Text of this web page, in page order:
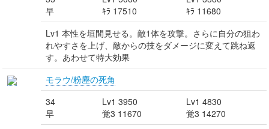
早
ｷﾗ 17510
ｷﾗ 11680
Lv1 本性を垣間見せる。敵1体を攻撃。さらに自分の狙わ
れやすさを上げ、敵からの技をダメージに変えて跳ね返
す。あわせて特大効果
モラウ/粉塵の死角
34
早
Lv1 3950
覚3 11670
Lv1 4830
覚3 14270